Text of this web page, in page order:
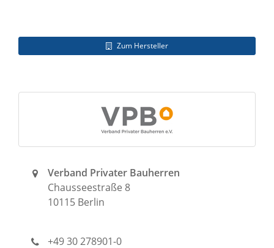
Zum Hersteller
Verband Privater Bauherren
Chausseestraße 8
10115 Berlin
+49 30 278901-0